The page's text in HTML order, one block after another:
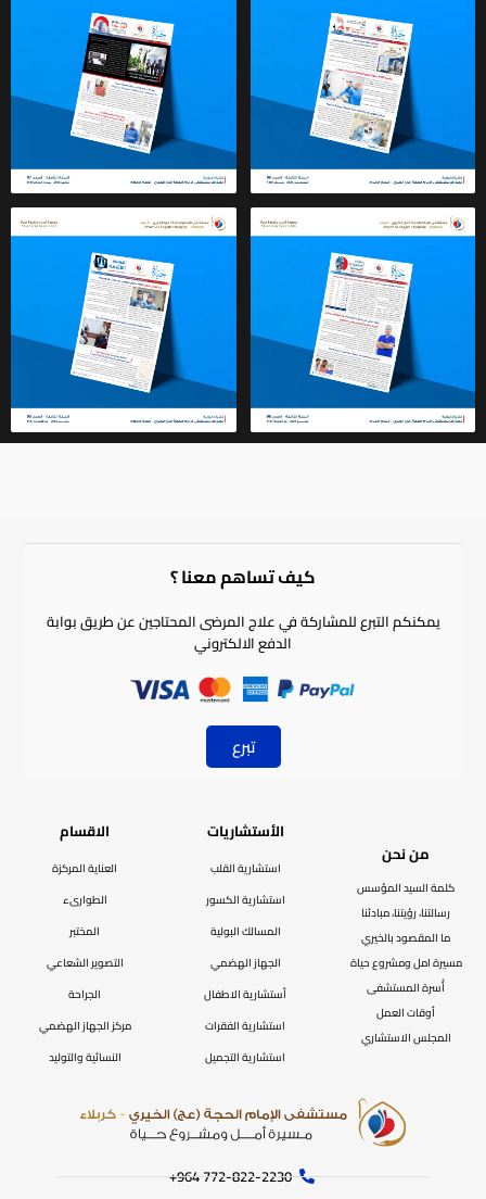
772-822-2230‏ 964+
الاقسام
العناية المركزة
الطوارىء
المختبر
التصوير الشعاعي
الجراحة
مركز الجهاز الهضمي
النسائية والتوليد
الأستشاريات
استشارية القلب
استشارية الكسور
المسالك البولية
الجهاز الهضمي
أستشارية الاطفال
استشارية الفقرات
استشارية التجميل
من نحن
كلمة السيد المؤسس
رسالتنا، رؤيتنا، مبادئنا
ما المقصود بالخيري
مسيرة امل ومشروع حياة
أُسرة المستشفى
أوقات العمل
المجلس الاستشاري
كيف تساهم معنا ؟​
يمكنكم التبرع للمشاركة في علاج المرضى المحتاجين عن طريق بوابة
الدفع الالكتروني
تبرع